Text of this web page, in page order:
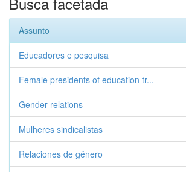
Assunto
Educadores e pesquisa
Female presidents of education tr...
Gender relations
Mulheres sindicalistas
Relaciones de gênero